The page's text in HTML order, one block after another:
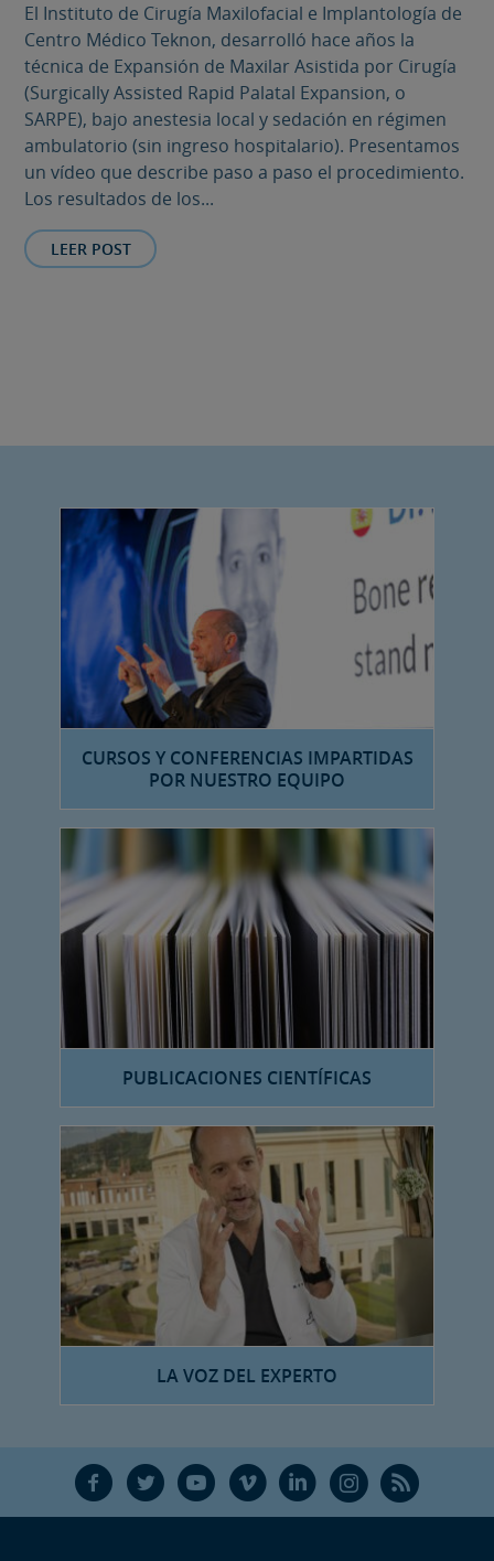
El Instituto de Cirugía Maxilofacial e Implantología de
Centro Médico Teknon, desarrolló hace años la
técnica de Expansión de Maxilar Asistida por Cirugía
(Surgically Assisted Rapid Palatal Expansion, o
SARPE), bajo anestesia local y sedación en régimen
ambulatorio (sin ingreso hospitalario). Presentamos
un vídeo que describe paso a paso el procedimiento.
Los resultados de los...
LEER POST
CURSOS Y CONFERENCIAS IMPARTIDAS
POR NUESTRO EQUIPO
PUBLICACIONES CIENTÍFICAS
LA VOZ DEL EXPERTO
F T Y V L Ñ R